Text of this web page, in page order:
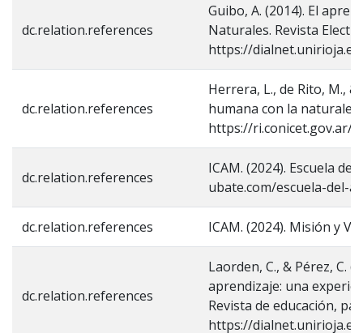
dc.relation.references
Guibo, A. (2014). El
Naturales. Revista
https://
dc.relation.references
Herrera, L., de Rito, M.,
humana con la
https://ri.conicet.gov.ar/
dc.relation.references
ICAM. (2024). Escuela
ubate.com/escuela-del-
dc.relation.references ICAM. (2024). Misión y
dc.relation.references
Laorden, C., & Pérez, C.
aprendizaje: una
Revista de educación,
https://